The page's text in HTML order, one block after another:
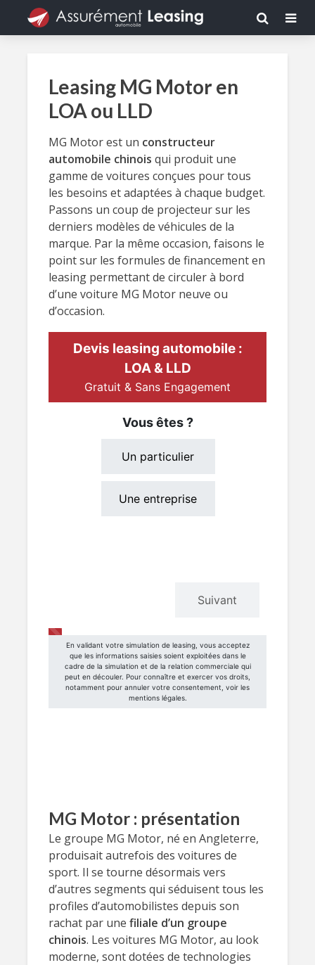
Leasing MG Motor en
LOA ou LLD
MG Motor est un constructeur
automobile chinois qui produit une
gamme de voitures conçues pour tous
les besoins et adaptées à chaque budget.
Passons un coup de projecteur sur les
derniers modèles de véhicules de la
marque. Par la même occasion, faisons le
point sur les formules de financement en
leasing permettant de circuler à bord
d’une voiture MG Motor neuve ou
d’occasion.
MG Motor : présentation
Le groupe MG Motor, né en Angleterre,
produisait autrefois des voitures de
sport. Il se tourne désormais vers
d’autres segments qui séduisent tous les
profiles d’automobilistes depuis son
rachat par une filiale d’un groupe
chinois. Les voitures MG Motor, au look
moderne, sont dotées de technologies